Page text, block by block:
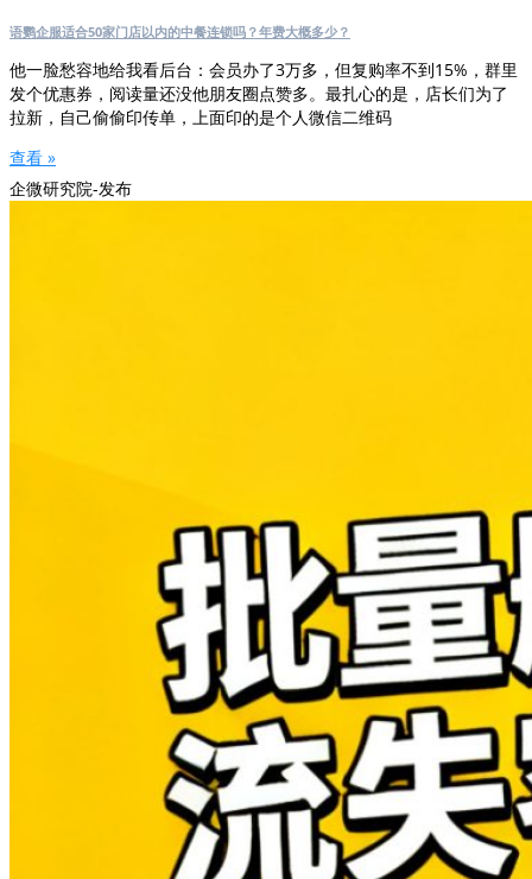
语鹦企服适合50家门店以内的中餐连锁吗？年费大概多少？
他一脸愁容地给我看后台：会员办了3万多，但复购率不到15%，群里
发个优惠券，阅读量还没他朋友圈点赞多。最扎心的是，店长们为了
拉新，自己偷偷印传单，上面印的是个人微信二维码
查看 »
企微研究院-发布